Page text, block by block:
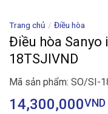
Trang chủ / Điều hòa
Điều hòa Sanyo
18TSJIVND
Mã sản phẩm: SO/SI-
14,300,000VND